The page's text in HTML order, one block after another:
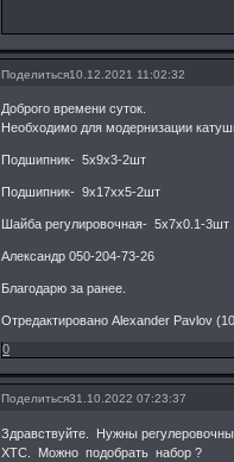
Поделиться10.12.2021 11:02:32
Доброго времени суток.
Необходимо для модернизации
Подшипник- 5х9х3-2шт
Подшипник- 9х17хх5-2шт
Шайба регулировочная- 5х7х0.1-3шт
Александр 050-204-73-26
Благодарю за ранее.
Отредактировано Alexander Pavlov
0
Поделиться31.10.2022 07:23:37
Здравствуйте. Нужны
XTC. Можно подобрать набор ?